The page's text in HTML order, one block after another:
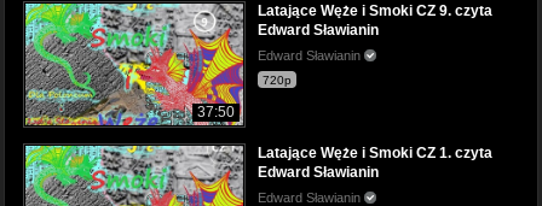
37:50
Latające Węże i Smoki CZ 9. czyta
Edward Sławianin
Edward Sławianin
720p
Latające Węże i Smoki CZ 1. czyta
Edward Sławianin
Edward Sławianin